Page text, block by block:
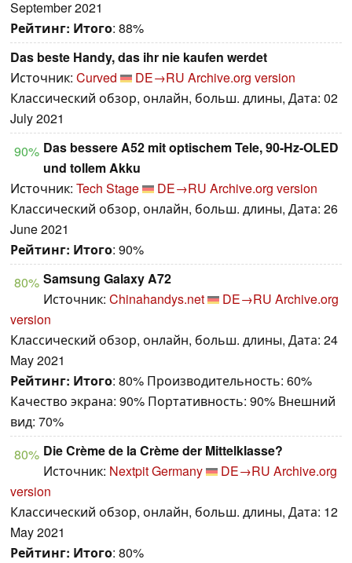
September 2021
Рейтинг: Итого: 88%
Das beste Handy, das ihr nie kaufen werdet
Источник: Curved DE→RU Archive.org version
Классический обзор, онлайн, больш. длины, Дата: 02
July 2021
90% Das bessere A52 mit optischem Tele, 90-Hz-OLED
und tollem Akku
Источник: Tech Stage DE→RU Archive.org version
Классический обзор, онлайн, больш. длины, Дата: 26
June 2021
Рейтинг: Итого: 90%
80% Samsung Galaxy A72
Источник: Chinahandys.net DE→RU Archive.org
version
Классический обзор, онлайн, больш. длины, Дата: 24
May 2021
Рейтинг: Итого: 80% Производительность: 60%
Качество экрана: 90% Портативность: 90% Внешний
вид: 70%
80% Die Crème de la Crème der Mittelklasse?
Источник: Nextpit Germany DE→RU Archive.org
version
Классический обзор, онлайн, больш. длины, Дата: 12
May 2021
Рейтинг: Итого: 80%